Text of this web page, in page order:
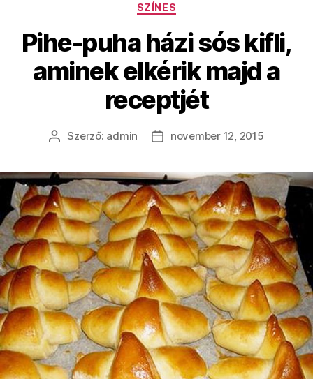
Kategóriák
SZÍNES
Pihe-puha házi sós kifli,
aminek elkérik majd a
receptjét
Bejegyzés
Szerző: admin
Bejegyzés
november 12, 2015